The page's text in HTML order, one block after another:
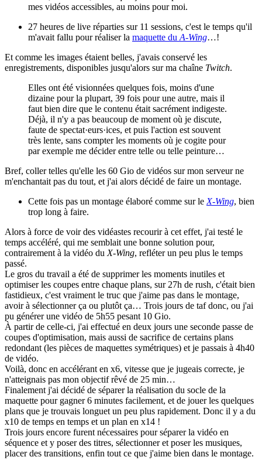
mes vidéos accessibles, au moins pour moi.
27 heures de live réparties sur 11 sessions, c'est le temps qu'il
m'avait fallu pour réaliser la maquette du A-Wing…!
Et comme les images étaient belles, j'avais conservé les
enregistrements, disponibles jusqu'alors sur ma chaîne Twitch.
Elles ont été visionnées quelques fois, moins d'une
dizaine pour la plupart, 39 fois pour une autre, mais il
faut bien dire que le contenu était sacrément indigeste.
Déjà, il n'y a pas beaucoup de moment où je discute,
faute de spectat·eurs·ices, et puis l'action est souvent
très lente, sans compter les moments où je cogite pour
par exemple me décider entre telle ou telle peinture…
Bref, coller telles qu'elle les 60 Gio de vidéos sur mon serveur ne
m'enchantait pas du tout, et j'ai alors décidé de faire un montage.
Cette fois pas un montage élaboré comme sur le X-Wing, bien
trop long à faire.
Alors à force de voir des vidéastes recourir à cet effet, j'ai testé le
temps accéléré, qui me semblait une bonne solution pour,
contrairement à la vidéo du X-Wing, refléter un peu plus le temps
passé.
Le gros du travail a été de supprimer les moments inutiles et
optimiser les coupes entre chaque plans, sur 27h de rush, c'était bien
fastidieux, c'est vraiment le truc que j'aime pas dans le montage,
avoir à sélectionner ça ou plutôt ça… Trois jours de taf donc, ou j'ai
pu générer une vidéo de 5h55 pesant 10 Gio.
À partir de celle-ci, j'ai effectué en deux jours une seconde passe de
coupes d'optimisation, mais aussi de sacrifice de certains plans
redondant (les pièces de maquettes symétriques) et je passais à 4h40
de vidéo.
Voilà, donc en accélérant en x6, vitesse que je jugeais correcte, je
n'atteignais pas mon objectif rêvé de 25 min…
Finalement j'ai décidé de séparer la réalisation du socle de la
maquette pour gagner 6 minutes facilement, et de jouer les quelques
plans que je trouvais longuet un peu plus rapidement. Donc il y a du
x10 de temps en temps et un plan en x14 !
Trois jours encore furent nécessaires pour séparer la vidéo en
séquence et y poser des titres, sélectionner et poser les musiques,
placer des transitions, enfin tout ce que j'aime bien dans le montage.